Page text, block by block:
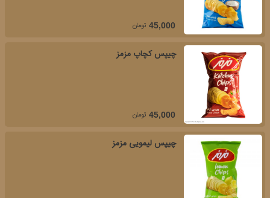
45,000 تومان
چیپس کچاپ مزمز
45,000 تومان
چیپس لیمویی مزمز